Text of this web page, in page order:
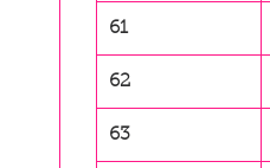
61
62
63